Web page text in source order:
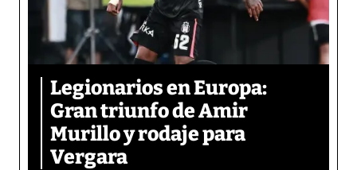
Legionarios en Europa:
Gran triunfo de Amir
Murillo y rodaje para
Vergara